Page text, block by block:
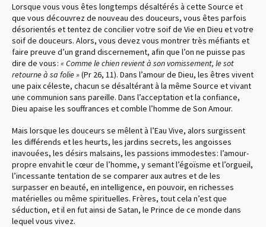
Lorsque vous vous êtes longtemps désaltérés à cette Source et
que vous découvrez de nouveau des douceurs, vous êtes parfois
désorientés et tentez de concilier votre soif de Vie en Dieu et votre
soif de douceurs. Alors, vous devez vous montrer très méfiants et
faire preuve d’un grand discernement, afin que l’on ne puisse pas
dire de vous : « Comme le chien revient à son vomissement, le sot
retourne à sa folie »(Pr 26, 11). Dans l’amour de Dieu, les êtres vivent
une paix céleste, chacun se désaltérant à la même Source et vivant
une communion sans pareille. Dans l’acceptation et la confiance,
Dieu apaise les souffrances et comble l’homme de Son Amour.
Mais lorsque les douceurs se mêlent à l’Eau Vive, alors surgissent
les différends et les heurts, les jardins secrets, les angoisses
inavouées, les désirs malsains, les passions immodestes : l’amour-
propre envahit le cœur de l’homme, y semant l’égoïsme et l’orgueil,
l’incessante tentation de se comparer aux autres et de les
surpasser en beauté, en intelligence, en pouvoir, en richesses
matérielles ou même spirituelles. Frères, tout cela n’est que
séduction, et il en fut ainsi de Satan, le Prince de ce monde dans
lequel vous vivez.